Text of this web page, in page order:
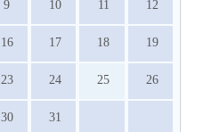
9 10 11 12
16 17 18 19
23 24 25 26
30 31